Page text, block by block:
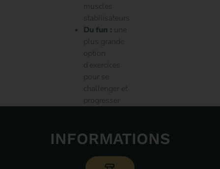
muscles
stabilisateurs​
Du fun : une
plus grande
option
d’exercices
pour se
challenger et
progresser
INFORMATIONS